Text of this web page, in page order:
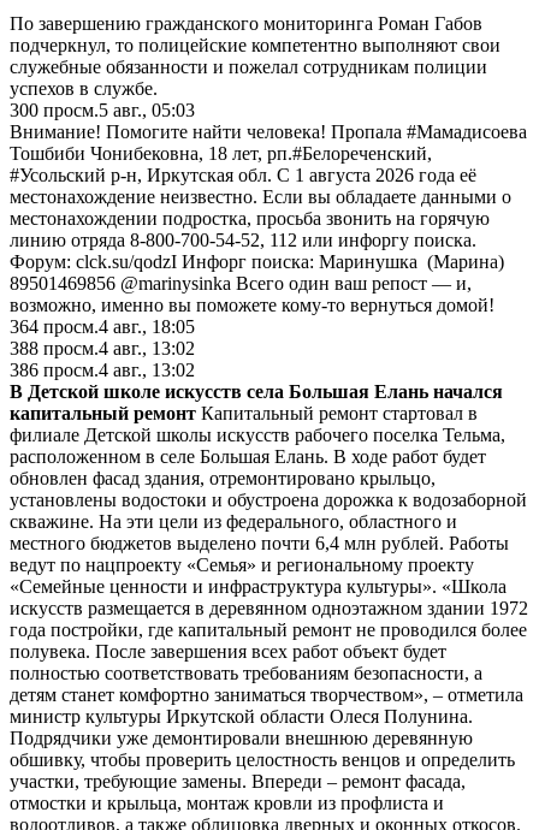
По завершению гражданского мониторинга Роман Габов
подчеркнул, то полицейские компетентно выполняют свои
служебные обязанности и пожелал сотрудникам полиции
успехов в службе.
300 просм.5 авг., 05:03
Внимание! Помогите найти человека! Пропала #Мамадисоева
Тошбиби Чонибековна, 18 лет, рп.#Белореченский,
#Усольский р-н, Иркутская обл. С 1 августа 2026 года её
местонахождение неизвестно. Если вы обладаете данными о
местонахождении подростка, просьба звонить на горячую
линию отряда 8-800-700-54-52, 112 или инфоргу поиска.
Форум: clck.su/qodzI Инфорг поиска: Маринушка (Марина)
89501469856 @marinysinka Всего один ваш репост — и,
возможно, именно вы поможете кому-то вернуться домой!
364 просм.4 авг., 18:05
388 просм.4 авг., 13:02
386 просм.4 авг., 13:02
В Детской школе искусств села Большая Елань начался
капитальный ремонт Капитальный ремонт стартовал в
филиале Детской школы искусств рабочего поселка Тельма,
расположенном в селе Большая Елань. В ходе работ будет
обновлен фасад здания, отремонтировано крыльцо,
установлены водостоки и обустроена дорожка к водозаборной
скважине. На эти цели из федерального, областного и
местного бюджетов выделено почти 6,4 млн рублей. Работы
ведут по нацпроекту «Семья» и региональному проекту
«Семейные ценности и инфраструктура культуры». «Школа
искусств размещается в деревянном одноэтажном здании 1972
года постройки, где капитальный ремонт не проводился более
полувека. После завершения всех работ объект будет
полностью соответствовать требованиям безопасности, а
детям станет комфортно заниматься творчеством», – отметила
министр культуры Иркутской области Олеся Полунина.
Подрядчики уже демонтировали внешнюю деревянную
обшивку, чтобы проверить целостность венцов и определить
участки, требующие замены. Впереди – ремонт фасада,
отмостки и крыльца, монтаж кровли из профлиста и
водоотливов, а также облицовка дверных и оконных откосов.